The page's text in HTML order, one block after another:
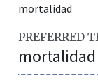
mortalidad
PREFERRED
mortalidad